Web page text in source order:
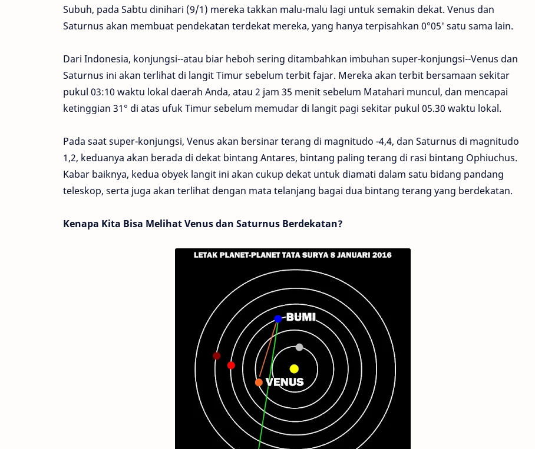
Subuh, pada Sabtu dinihari (9/1) mereka takkan malu-malu lagi untuk semakin dekat. Venus dan
Saturnus akan membuat pendekatan terdekat mereka, yang hanya terpisahkan 0°05' satu sama lain.
Dari Indonesia, konjungsi--atau biar heboh sering ditambahkan imbuhan super-konjungsi--Venus dan
Saturnus ini akan terlihat di langit Timur sebelum terbit fajar. Mereka akan terbit bersamaan sekitar
pukul 03:10 waktu lokal daerah Anda, atau 2 jam 35 menit sebelum Matahari muncul, dan mencapai
ketinggian 31° di atas ufuk Timur sebelum memudar di langit pagi sekitar pukul 05.30 waktu lokal.
Pada saat super-konjungsi, Venus akan bersinar terang di magnitudo -4,4, dan Saturnus di magnitudo
1,2, keduanya akan berada di dekat bintang Antares, bintang paling terang di rasi bintang Ophiuchus.
Kabar baiknya, kedua obyek langit ini akan cukup dekat untuk diamati dalam satu bidang pandang
teleskop, serta juga akan terlihat dengan mata telanjang bagai dua bintang terang yang berdekatan.
Kenapa Kita Bisa Melihat Venus dan Saturnus Berdekatan?